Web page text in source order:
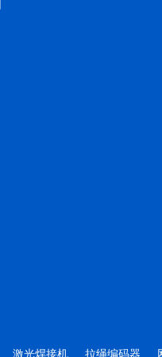
激光焊接机 拉绳编码器